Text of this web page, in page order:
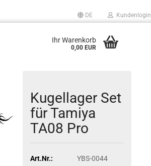
DE Kundenlogin
Ihr Warenkorb
0,00 EUR
Kugellager Set
für Tamiya
TA08 Pro
Art.Nr.:
YBS-0044